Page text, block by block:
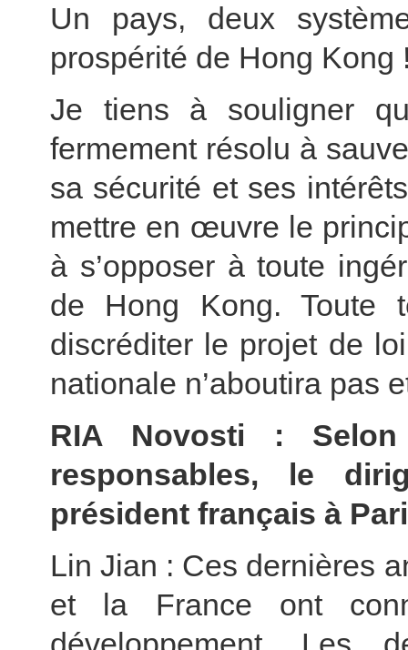
Un pays, deux
prospérité de Hong Kong
Je tiens à souligner
fermement résolu à
sa sécurité et ses
mettre en œuvre le
à s’opposer à toute
de Hong Kong. Toute
discréditer le projet de
nationale n’aboutira pas
RIA Novosti :
responsables, le
président français à
Lin Jian : Ces dernières
et la France ont